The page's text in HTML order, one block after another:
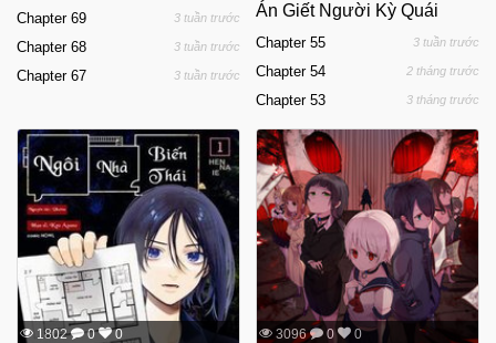
Chapter 69 3 tuần trước
Chapter 68 3 tuần trước
Chapter 67 3 tuần trước
Án Giết Người Kỳ Quái
Chapter 55 3 tuần trước
Chapter 54 2 tháng trước
Chapter 53 3 tháng trước
1802 0 0 3096 0 0